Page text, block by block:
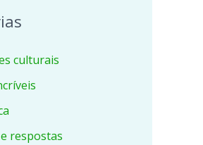
culturais
respostas